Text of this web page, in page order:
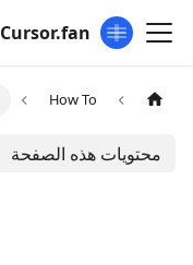
Cursor.fan
How To
محتويات هذه الصفحة